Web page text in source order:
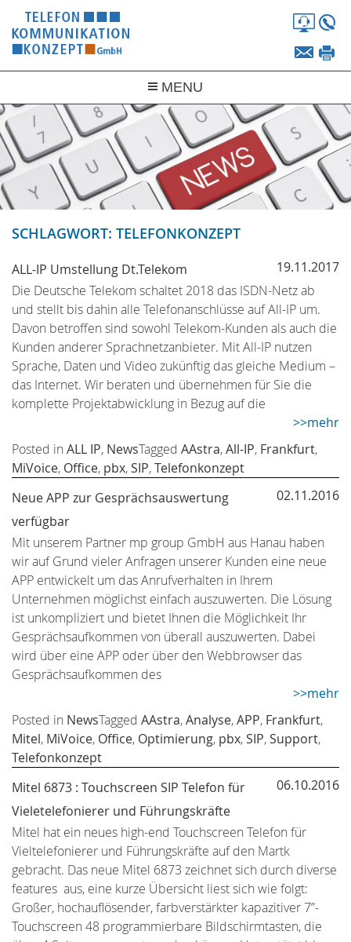
MENU
UNTERNEHMEN
PRODUKTE
SERVICE
LEISTUNGEN
SCHLAGWORT: TELEFONKONZEPT
ALL-IP Umstellung Dt.Telekom
19.11.2017
Die Deutsche Telekom schaltet 2018 das ISDN-Netz ab
und stellt bis dahin alle Telefonanschlüsse auf All-IP um.
Davon betroffen sind sowohl Telekom-Kunden als auch die
Kunden anderer Sprachnetzanbieter. Mit All-IP nutzen
Sprache, Daten und Video zukünftig das gleiche Medium –
das Internet. Wir beraten und übernehmen für Sie die
komplette Projektabwicklung in Bezug auf die
>>mehr
Posted in ALL IP, NewsTagged AAstra,All-IP, Frankfurt,
MiVoice, Office, pbx,SIP,Telefonkonzept
Neue APP zur Gesprächsauswertung
verfügbar
02.11.2016
Mit unserem Partner mp group GmbH aus Hanau haben
wir auf Grund vieler Anfragen unserer Kunden eine neue
APP entwickelt um das Anrufverhalten in Ihrem
Unternehmen möglichst einfach auszuwerten. Die Lösung
ist unkompliziert und bietet Ihnen die Möglichkeit Ihr
Gesprächsaufkommen von überall auszuwerten. Dabei
wird über eine APP oder über den Webbrowser das
Gesprächsaufkommen des
>>mehr
Posted in NewsTagged AAstra,Analyse,APP, Frankfurt,
Mitel, MiVoice, Office, Optimierung, pbx,SIP,Support,
Telefonkonzept
Mitel 6873 : Touchscreen SIP Telefon für
Vieletelefonierer und Führungskräfte
06.10.2016
Mitel hat ein neues high-end Touchscreen Telefon für
Vieltelefonierer und Führungskräfte auf den Martk
gebracht. Das neue Mitel 6873 zeichnet sich durch diverse
features aus, eine kurze Übersicht liest sich wie folgt:
Großer, hochauflösender, farbverstärkter kapazitiver 7”-
Touchscreen 48 programmierbare Bildschirmtasten, die